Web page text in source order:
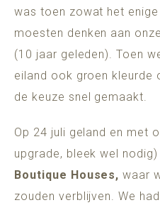
was toen zowat het enige
moesten denken aan
(10 jaar geleden). Toen
eiland ook groen kleurde
de keuze snel gemaakt.
Op 24 juli geland en met
upgrade, bleek wel
Boutique Houses, waar
zouden verblijven. We